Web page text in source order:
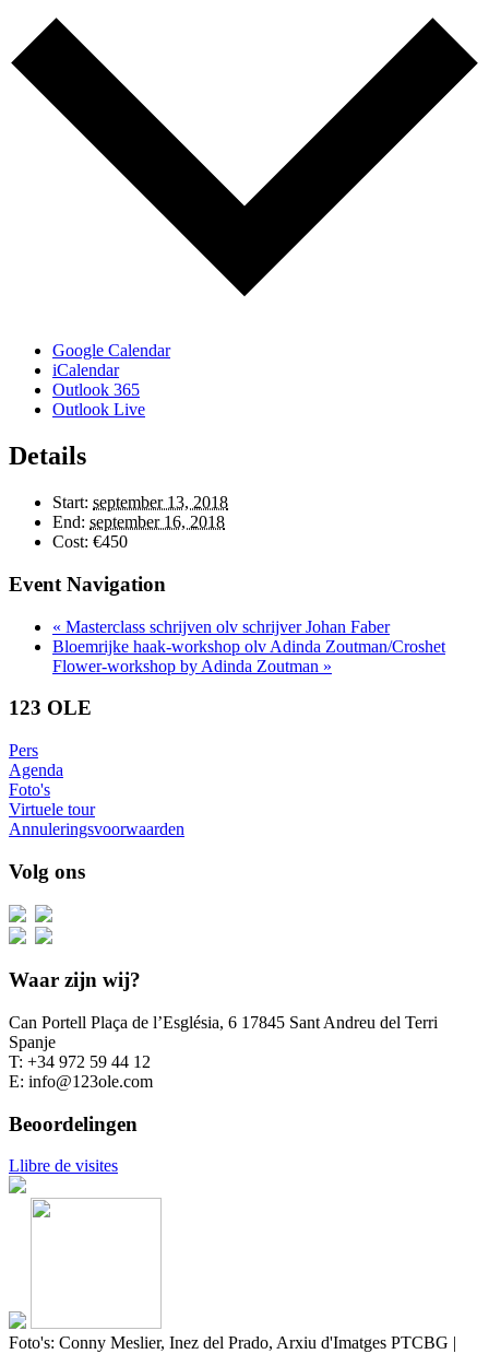
Google Calendar
iCalendar
Outlook 365
Outlook Live
Details
Start: september 13, 2018
End: september 16, 2018
Cost: €450
Event Navigation
« Masterclass schrijven olv schrijver Johan Faber
Bloemrijke haak-workshop olv Adinda Zoutman/Croshet
Flower-workshop by Adinda Zoutman »
123 OLE
Pers
Agenda
Foto's
Virtuele tour
Annuleringsvoorwaarden
Volg ons
Waar zijn wij?
Can Portell Plaça de l’Església, 6 17845 Sant Andreu del Terri
Spanje
T: +34 972 59 44 12
E: info@123ole.com
Beoordelingen
Llibre de visites
Foto's: Conny Meslier, Inez del Prado, Arxiu d'Imatges PTCBG |